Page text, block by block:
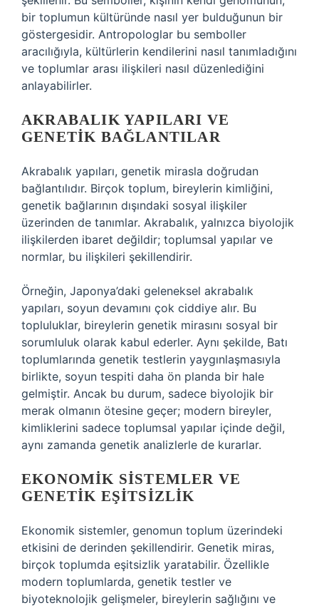
bir toplumun kültüründe nasıl yer bulduğunun bir
göstergesidir. Antropologlar bu semboller
aracılığıyla, kültürlerin kendilerini nasıl tanımladığını
ve toplumlar arası ilişkileri nasıl düzenlediğini
anlayabilirler.
AKRABALIK YAPILARI VE
GENETIK BAĞLANTILAR
Akrabalık yapıları, genetik mirasla doğrudan
bağlantılıdır. Birçok toplum, bireylerin kimliğini,
genetik bağlarının dışındaki sosyal ilişkiler
üzerinden de tanımlar. Akrabalık, yalnızca biyolojik
ilişkilerden ibaret değildir; toplumsal yapılar ve
normlar, bu ilişkileri şekillendirir.
Örneğin, Japonya’daki geleneksel akrabalık
yapıları, soyun devamını çok ciddiye alır. Bu
topluluklar, bireylerin genetik mirasını sosyal bir
sorumluluk olarak kabul ederler. Aynı şekilde, Batı
toplumlarında genetik testlerin yaygınlaşmasıyla
birlikte, soyun tespiti daha ön planda bir hale
gelmiştir. Ancak bu durum, sadece biyolojik bir
merak olmanın ötesine geçer; modern bireyler,
kimliklerini sadece toplumsal yapılar içinde değil,
aynı zamanda genetik analizlerle de kurarlar.
EKONOMIK SISTEMLER VE
GENETIK EŞITSIZLIK
Ekonomik sistemler, genomun toplum üzerindeki
etkisini de derinden şekillendirir. Genetik miras,
birçok toplumda eşitsizlik yaratabilir. Özellikle
modern toplumlarda, genetik testler ve
biyoteknolojik gelişmeler, bireylerin sağlığını ve